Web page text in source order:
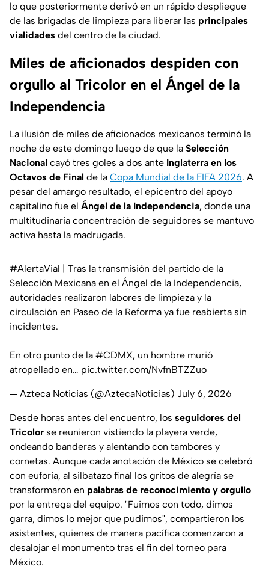
lo que posteriormente derivó en un rápido despliegue
de las brigadas de limpieza para liberar las principales
vialidades del centro de la ciudad.
Miles de aficionados despiden con
orgullo al Tricolor en el Ángel de la
Independencia
La ilusión de miles de aficionados mexicanos terminó la
noche de este domingo luego de que la Selección
Nacional cayó tres goles a dos ante Inglaterra en los
Octavos de Final de la Copa Mundial de la FIFA 2026. A
pesar del amargo resultado, el epicentro del apoyo
capitalino fue el Ángel de la Independencia, donde una
multitudinaria concentración de seguidores se mantuvo
activa hasta la madrugada.
#AlertaVial | Tras la transmisión del partido de la
Selección Mexicana en el Ángel de la Independencia,
autoridades realizaron labores de limpieza y la
circulación en Paseo de la Reforma ya fue reabierta sin
incidentes.
En otro punto de la #CDMX, un hombre murió
atropellado en… pic.twitter.com/NvfnBTZZuo
— Azteca Noticias (@AztecaNoticias) July 6, 2026
Desde horas antes del encuentro, los seguidores del
Tricolor se reunieron vistiendo la playera verde,
ondeando banderas y alentando con tambores y
cornetas. Aunque cada anotación de México se celebró
con euforia, al silbatazo final los gritos de alegría se
transformaron en palabras de reconocimiento y orgullo
por la entrega del equipo. "Fuimos con todo, dimos
garra, dimos lo mejor que pudimos", compartieron los
asistentes, quienes de manera pacífica comenzaron a
desalojar el monumento tras el fin del torneo para
México.